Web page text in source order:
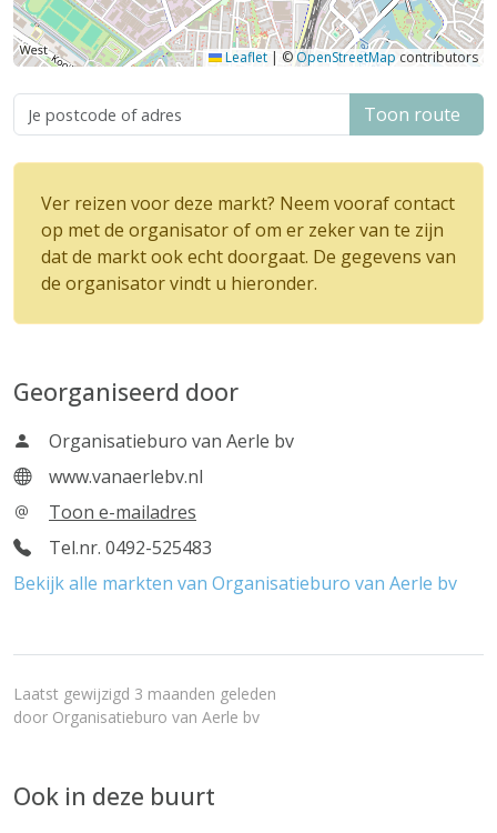
Leaflet | ©OpenStreetMap contributors
Toon route
Ver reizen voor deze markt? Neem vooraf contact
op met de organisator of om er zeker van te zijn
dat de markt ook echt doorgaat. De gegevens van
de organisator vindt u hieronder.
Georganiseerd door
Organisatieburo van Aerle bv
www.vanaerlebv.nl
Toon e-mailadres
Tel.nr. 0492-525483
Bekijk alle markten van Organisatieburo van Aerle bv
Laatst gewijzigd 3 maanden geleden
door Organisatieburo van Aerle bv
Ook in deze buurt